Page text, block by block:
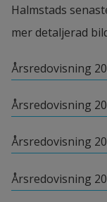
Halmstads
mer detaljerad
Årsredovisning
pdf, 1.5 MB,
Årsredovisning
pdf, 3.4 MB,
Årsredovisning
pdf, 3.4 MB,
Årsredovisning
pdf, 3.7 MB,